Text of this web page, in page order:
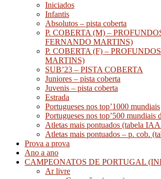
Iniciados
Infantis
Absolutos – pista coberta
P. COBERTA (M) –
FERNANDO MARTINS)
P. COBERTA (F) –
MARTINS)
SUB’23 – PISTA COBERTA
Juniores – pista coberta
Juvenis – pista coberta
Estrada
Portugueses nos top’1000 mundiais
Portugueses nos top’500 mundiais
Atletas mais pontuados (tabela
Atletas mais pontuados – p. cob.
Prova a prova
Ano a ano
CAMPEONATOS DE PORTUGAL
Ar livre